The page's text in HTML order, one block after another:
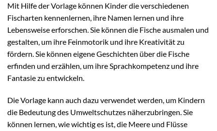
Mit Hilfe der Vorlage können Kinder die verschiedenen
Fischarten kennenlernen, ihre Namen lernen und ihre
Lebensweise erforschen. Sie können die Fische ausmalen und
gestalten, um ihre Feinmotorik und ihre Kreativität zu
fördern. Sie können eigene Geschichten über die Fische
erfinden und erzählen, um ihre Sprachkompetenz und ihre
Fantasie zu entwickeln.
Die Vorlage kann auch dazu verwendet werden, um Kindern
die Bedeutung des Umweltschutzes näherzubringen. Sie
können lernen, wie wichtig es ist, die Meere und Flüsse